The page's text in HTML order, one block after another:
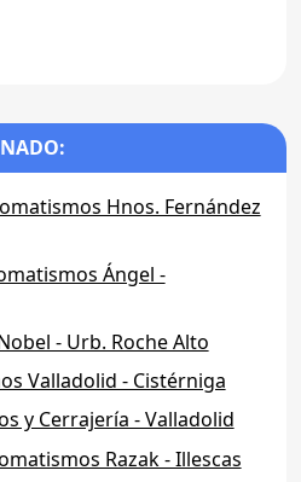
Hnos. Fernández
Ángel -
- Urb. Roche Alto
Valladolid - Cistérniga
y Cerrajería - Valladolid
Razak - Illescas